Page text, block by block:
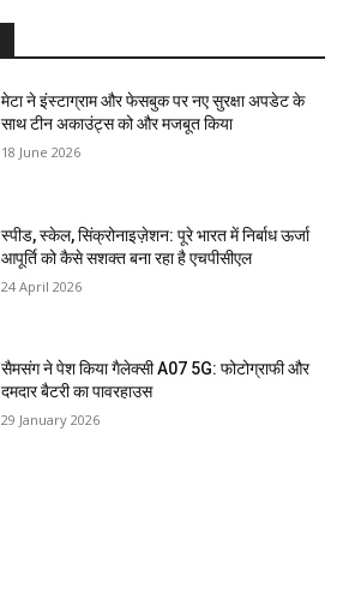
मेटा ने इंस्टाग्राम और फेसबुक पर नए सुरक्षा अपडेट के
साथ टीन अकाउंट्स को और मजबूत किया
18 June 2026
स्पीड, स्केल, सिंक्रोनाइज़ेशन: पूरे भारत में निर्बाध ऊर्जा
आपूर्ति को कैसे सशक्त बना रहा है एचपीसीएल
24 April 2026
सैमसंग ने पेश किया गैलेक्सी A07 5G: फोटोग्राफी और
दमदार बैटरी का पावरहाउस
29 January 2026